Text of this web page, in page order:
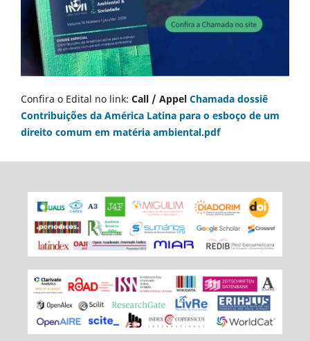
Confira o Edital no link: Call / Appel Chamada dossiê
Contribuições da América Latina para o esboço de um
direito comum em matéria ambiental.pdf